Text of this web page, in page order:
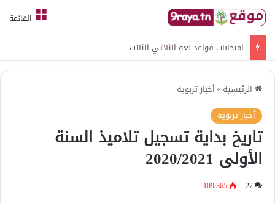
القائمة
امتحانات قواعد لغة الثلاثي الثالث
الرئيسية »أخبار تربوية
أخبار تربوية
تاريخ بداية تسجيل تلاميذ السنة
الأولى 2020/2021
27 109٬365